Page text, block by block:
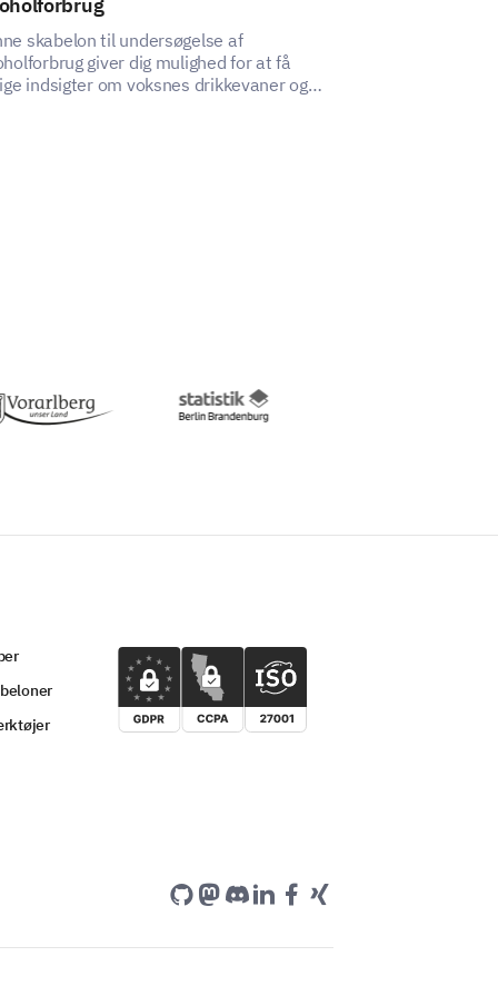
skabelon til undersøgelse af
giver dig mulighed for at få
indsigter om voksnes drikkevaner og